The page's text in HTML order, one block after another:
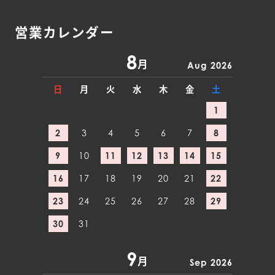
営業カレンダー
8月 Aug 2026
日 月 火 水 木 金
土
1
2 3 4 5 6 7 8
9 10 11 12 13 14 15
16 17 18 19 20 21 22
23 24 25 26 27 28 29
30 31
9月 Sep 2026